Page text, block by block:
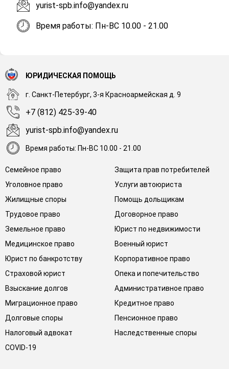
yurist-spb.info@yandex.ru
Время работы: Пн-ВС 10.00 - 21.00
Семейное право
Защита прав потребителей
Уголовное право
Услуги автоюриста
Жилищные споры
Помощь дольщикам
Трудовое право
Договорное право
Земельное право
Юрист по недвижимости
Медицинское право
Военный юрист
Юрист по банкротству
Корпоративное право
Страховой юрист
Опека и попечительство
Взыскание долгов
Административное право
Миграционное право
Кредитное право
Долговые споры
Пенсионное право
Налоговый адвокат
Наследственные споры
COVID-19
ЮРИДИЧЕСКАЯ ПОМОЩЬ
г. Санкт-Петербург, 3-я Красноармейская д. 9
+7 (812) 425-39-40
yurist-spb.info@yandex.ru
Время работы: Пн-ВС 10.00 - 21.00